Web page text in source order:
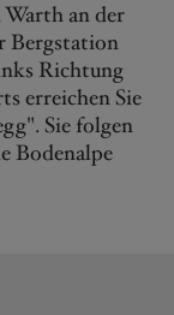
an der
Bergstation
Richtung
erreichen Sie
Sie folgen
Bodenalpe